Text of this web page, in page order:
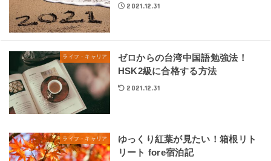
2021.12.31
ライフ・キャリア
ゼロからの台湾中国語勉強法！
HSK2級に合格する方法
2021.12.31
ライフ・キャリア
ゆっくり紅葉が見たい！箱根リト
リート fore宿泊記